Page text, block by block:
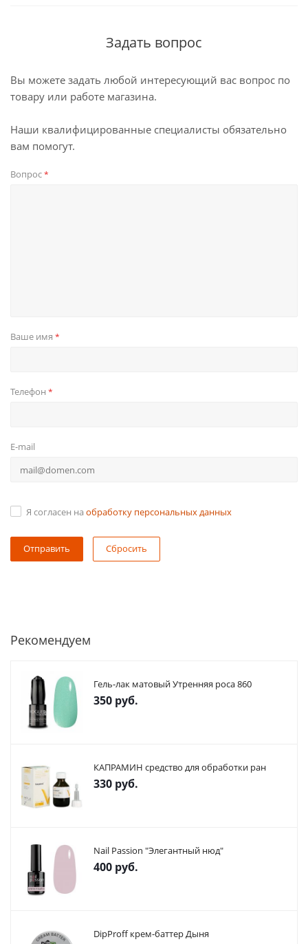
Задать вопрос
Вы можете задать любой интересующий вас вопрос по
товару или работе магазина.
Наши квалифицированные специалисты обязательно
вам помогут.
Вопрос*
Ваше имя *
Телефон *
E-mail
Я согласен на обработку персональных данных
Сбросить
Рекомендуем
Гель-лак матовый Утренняя роса 860
350 руб.
КАПРАМИН средство для обработки ран
330 руб.
Nail Passion "Элегантный нюд"
400 руб.
DipProff крем-баттер Дыня